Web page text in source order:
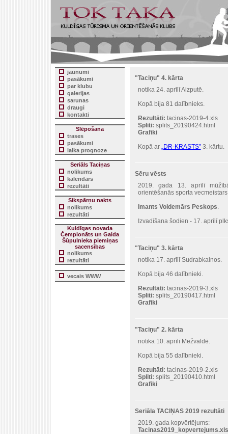
jaunumi
pasākumi
par klubu
galerijas
sarunas
draugi
kontakti
Slēpošana
trases
pasākumi
laika prognoze
Seriāls Taciņas
nolikums
kalendārs
rezultāti
Sikspārņu nakts
nolikums
rezultāti
Kuldīgas novada
Čempionāts un Gaida
Šūpulnieka piemiņas
sacensības
nolikums
rezultāti
vecais WWW
"Taciņu" 4. kārta
notika 24. aprīlī Aizputē.
Kopā bija 81 dalībnieks.
Rezultāti: tacinas-2019-4.xls
Spliti: splits_20190424.html
Grafiki
Kopā ar „DR-KRASTS”3. kārtu.
Sēru vēsts
2019. gada 13. aprīlī
orientēšanās sporta vecmeistars
Imants Voldemārs Peskops.
Izvadīšana šodien - 17. aprīlī
"Taciņu" 3. kārta
notika 17. aprīlī Sudrabkalnos.
Kopā bija 46 dalībnieki.
Rezultāti: tacinas-2019-3.xls
Spliti: splits_20190417.html
Grafiki
"Taciņu" 2. kārta
notika 10. aprīlī Mežvaldē.
Kopā bija 55 dalībnieki.
Rezultāti: tacinas-2019-2.xls
Spliti: splits_20190410.html
Grafiki
Seriāla TACIŅAS 2019 rezultāti
2019. gada kopvērtējums: